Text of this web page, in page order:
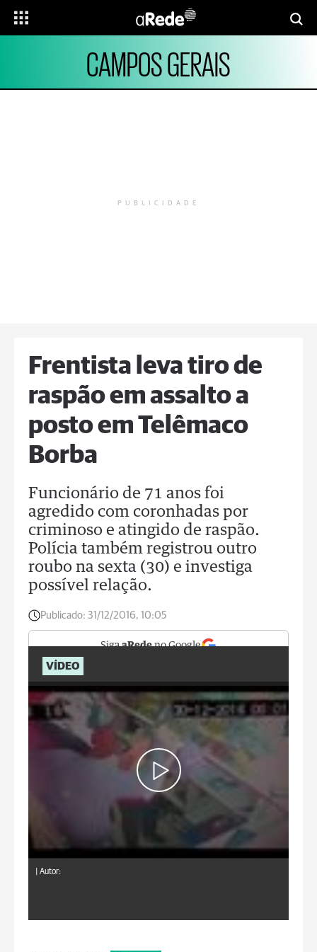
CAMPOS GERAIS
PUBLICIDADE
Frentista leva tiro de
raspão em assalto a
posto em Telêmaco
Borba
Funcionário de 71 anos foi
agredido com coronhadas por
criminoso e atingido de raspão.
Polícia também registrou outro
roubo na sexta (30) e investiga
possível relação.
Publicado: 31/12/2016, 10:05
SigaaRedeno Google
VÍDEO
Autor: